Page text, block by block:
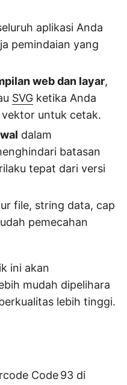
aplikasi Anda
pemindaian yang
web dan layar,
SVG ketika Anda
untuk cetak.
dalam
batasan
tepat dari versi
file, string data, cap
pemecahan
ini akan
mudah dipelihara
lebih tinggi.
Code 93 di